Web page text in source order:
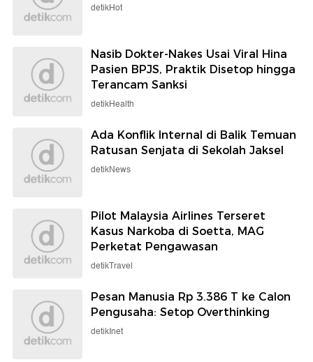
detikHot
Nasib Dokter-Nakes Usai Viral Hina
Pasien BPJS, Praktik Disetop hingga
Terancam Sanksi
detikHealth
Ada Konflik Internal di Balik Temuan
Ratusan Senjata di Sekolah Jaksel
detikNews
Pilot Malaysia Airlines Terseret
Kasus Narkoba di Soetta, MAG
Perketat Pengawasan
detikTravel
Pesan Manusia Rp 3.386 T ke Calon
Pengusaha: Setop Overthinking
detikInet